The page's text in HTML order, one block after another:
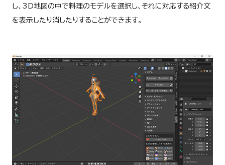
し、3D地図の中で料理のモデルを選択し、それに対応する紹介文
を表示したり消したりすることができます。